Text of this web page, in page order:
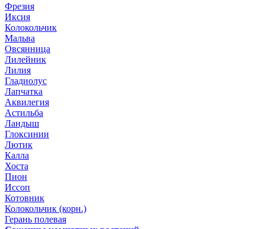
Фрезия
Иксия
Колокольчик
Мальва
Овсянница
Лилейник
Лилия
Гладиолус
Лапчатка
Аквилегия
Астильба
Ландыш
Глоксинии
Лютик
Калла
Хоста
Пион
Иссоп
Котовник
Колокольчик (корн.)
Герань полевая